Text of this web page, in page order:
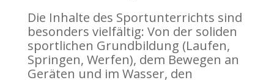
Die Inhalte des Sportunterrichts sind
besonders vielfältig: Von der soliden
sportlichen Grundbildung (Laufen,
Springen, Werfen), dem Bewegen an
Geräten und im Wasser, den